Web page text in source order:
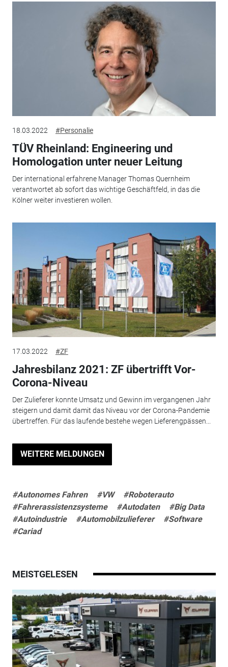
18.03.2022 #Personalie
TÜV Rheinland: Engineering und
Homologation unter neuer Leitung
Der international erfahrene Manager Thomas Quernheim
verantwortet ab sofort das wichtige Geschäftfeld, in das die
Kölner weiter investieren wollen.
17.03.2022 #ZF
Jahresbilanz 2021: ZF übertrifft Vor-
Corona-Niveau
Der Zulieferer konnte Umsatz und Gewinn im vergangenen Jahr
steigern und damit damit das Niveau vor der Corona-Pandemie
übertreffen. Für das laufende bestehe wegen Lieferengpässen...
WEITERE MELDUNGEN
#Autonomes Fahren #VW
#Roboterauto
#Fahrerassistenzsysteme
#Autodaten
#Big Data
#Autoindustrie
#Automobilzulieferer
#Software
#Cariad
MEISTGELESEN